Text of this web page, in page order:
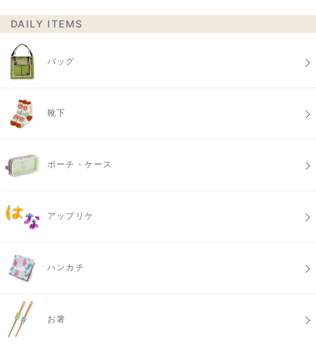
DAILY ITEMS
バッグ
靴下
ポーチ・ケース
アップリケ
ハンカチ
お箸